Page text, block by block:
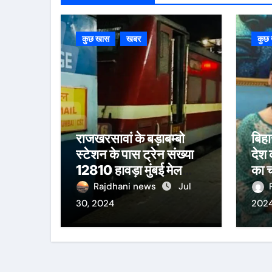
कुछ खास खबर
राजखरसावां के बड़ाबम्बो
स्टेशन के पास ट्रेन संख्या
12810 हावड़ा मुंबई मेल
दुर्घटनाग्रस्त हो गयी, दस से
ज़्यादा यात्रियों के घायल होने
Rajdhani news
Jul
30, 2024
कुछ
देश
का